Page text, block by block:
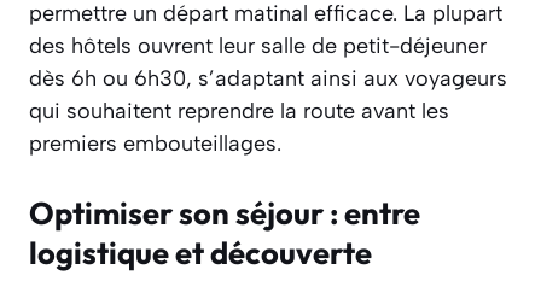
permettre un départ matinal efficace. La plupart
des hôtels ouvrent leur salle de petit-déjeuner
dès 6h ou 6h30, s’adaptant ainsi aux voyageurs
qui souhaitent reprendre la route avant les
premiers embouteillages.
Optimiser son séjour : entre
logistique et découverte